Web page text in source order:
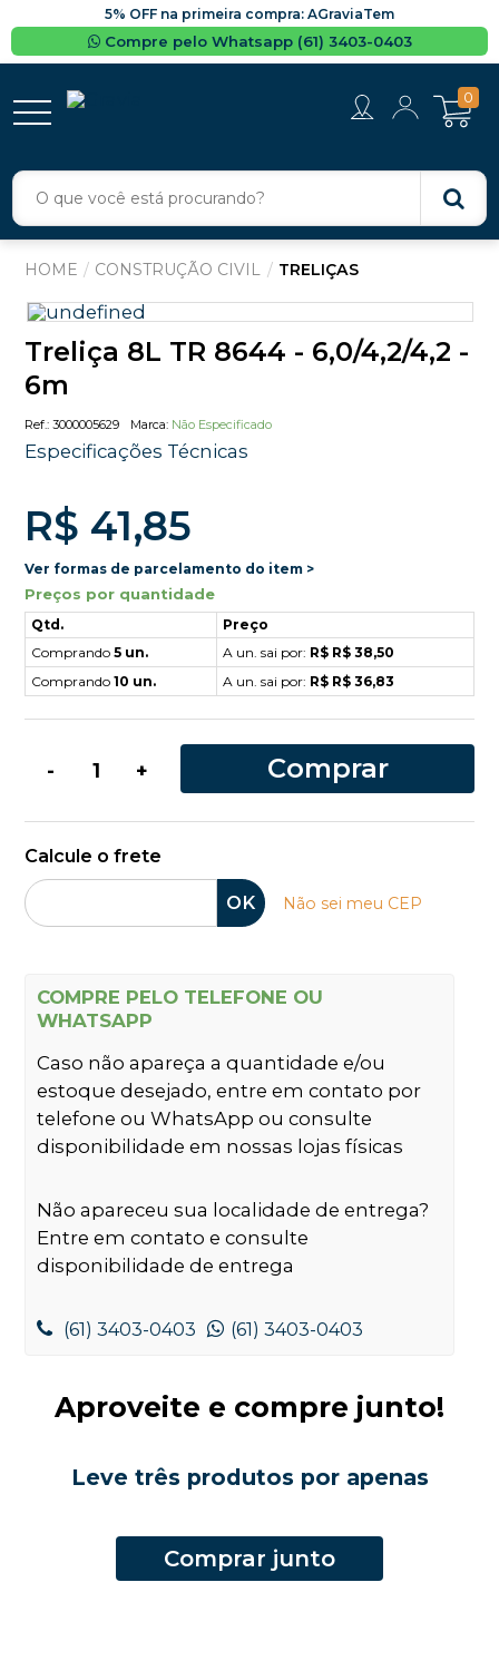
5% OFF na primeira compra: AGraviaTem
Compre pelo Whatsapp (61) 3403-0403
0
CONSTRUÇÃO CIVIL TRELIÇAS
Treliça 8L TR 8644 - 6,0/4,2/4,2 -
6m
3000005629 Não Especificado
Especificações Técnicas
R$ 41,85
Ver formas de parcelamento do item >
Preços por quantidade
Qtd.
Preço
Comprando 5 un. A un. sai por: R$ R$ 38,50
Comprando 10 un. A un. sai por: R$ R$ 36,83
- + Comprar
Calcule o frete
OK Não sei meu CEP
COMPRE PELO TELEFONE OU
WHATSAPP
Caso não apareça a quantidade e/ou
estoque desejado, entre em contato por
telefone ou WhatsApp ou consulte
disponibilidade em nossas lojas físicas
Não apareceu sua localidade de entrega?
Entre em contato e consulte
disponibilidade de entrega
(61) 3403-0403 (61) 3403-0403
Aproveite e compre junto!
Leve três produtos por apenas
Comprar junto